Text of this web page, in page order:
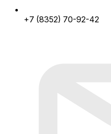
+7 (8352) 70-92-42